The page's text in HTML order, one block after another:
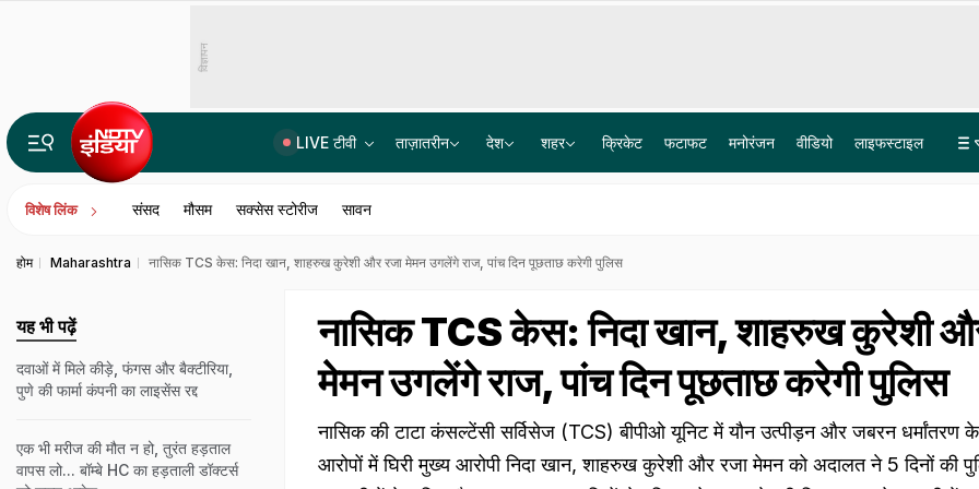
विज्ञापन
LIVE टीवी ताज़ातरीन देश शहर क्रिकेट फटाफट मनोरंजन वीडियो लाइफस्टाइल
विशेष लिंक संसद मौसम सक्सेस स्टोरीज सावन
होम Maharashtra नासिक TCS केस: न‍िदा खान, शाहरुख कुरेशी और रजा मेमन उगलेंगे राज, पांच द‍िन पूछताछ करेगी पुल‍िस
नासिक TCS केस: न‍िदा खान, शाहरुख कुरेशी
मेमन उगलेंगे राज, पांच द‍िन पूछताछ करेगी पुल‍िस
नासिक की टाटा कंसल्टेंसी सर्विसेज (TCS) बीपीओ यूनिट में यौन उत्पीड़न और जबरन धर्मांतरण
आरोपों में घिरी मुख्य आरोपी निदा खान, शाहरुख कुरेशी और रजा मेमन को अदालत ने 5 दिनों की
यह भी पढ़ें
दवाओं में मिले कीड़े, फंगस और बैक्टीरिया,
पुणे की फार्मा कंपनी का लाइसेंस रद्द
एक भी मरीज की मौत न हो, तुरंत हड़ताल
वापस लो... बॉम्बे HC का हड़ताली डॉक्टर्स